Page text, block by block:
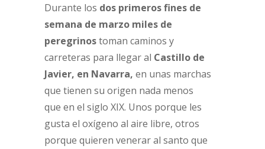
Durante los dos primeros fines de
semana de marzo miles de
peregrinostoman caminos y
carreteras para llegar al Castillo de
Javier, en Navarra, en unas marchas
que tienen su origen nada menos
que en el siglo XIX. Unos porque les
gusta el oxígeno al aire libre, otros
porque quieren venerar al santo que